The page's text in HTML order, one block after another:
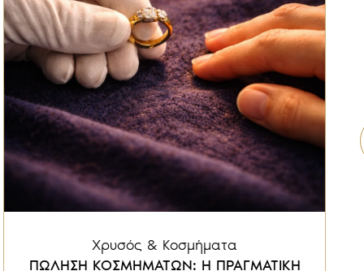
Χρυσός & Κοσμήματα
ΠΩΛΗΣΗ ΚΟΣΜΗΜΑΤΩΝ: Η ΠΡΑΓΜΑΤΙΚΗ